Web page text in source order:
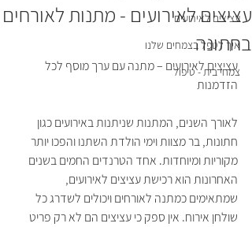
עציצים לאירועים
איך לטפל בצמחים שלנו
צמחי בית - טיפול
עציצים לאירועים - מתנות לאורחים
בחתונה
עציצים לאירועים – מתנה עם ערך מוסף לכל
הזדמנות
לאורך השנים, המתנות שניתנות באירועים כגון
חתונות, בר מצוות וימי הולדת השתנו והפכו יותר
מקוריות ומיוחדות. אחד הטרנדים החמים בשנים
האחרונות הוא רכישת עציצים לאירועים,
שמתאימים כמתנה לאורחים ויכולים לשדרג כל
שולחן אירוח. אין ספק כי עציצים הם לא רק פריט